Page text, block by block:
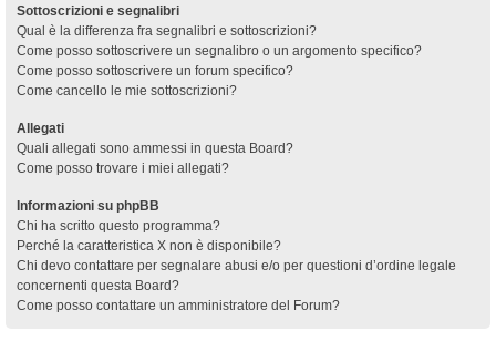
Sottoscrizioni e segnalibri
Qual è la differenza fra segnalibri e sottoscrizioni?
Come posso sottoscrivere un segnalibro o un argomento specifico?
Come posso sottoscrivere un forum specifico?
Come cancello le mie sottoscrizioni?
Allegati
Quali allegati sono ammessi in questa Board?
Come posso trovare i miei allegati?
Informazioni su phpBB
Chi ha scritto questo programma?
Perché la caratteristica X non è disponibile?
Chi devo contattare per segnalare abusi e/o per questioni d’ordine legale
concernenti questa Board?
Come posso contattare un amministratore del Forum?